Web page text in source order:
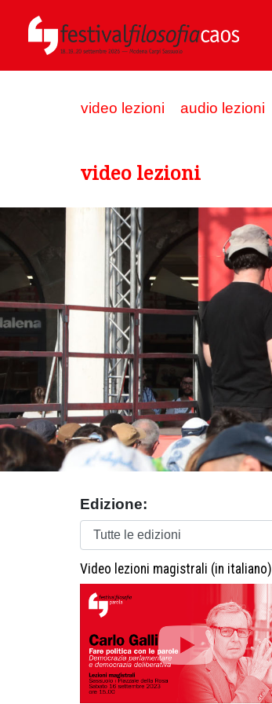
video lezioni audio lezioni
video lezioni
Edizione:
Video lezioni magistrali (in italiano)